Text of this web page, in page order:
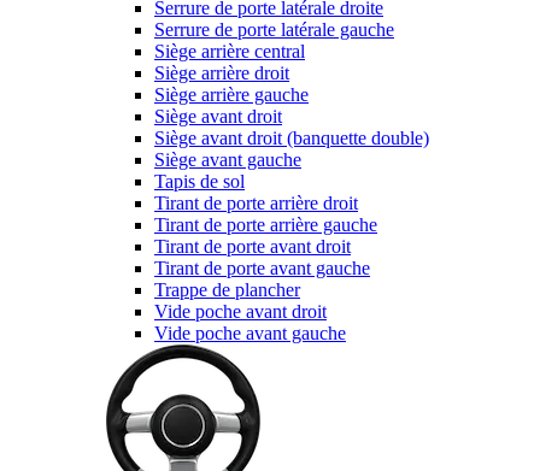
Serrure de porte latérale droite
Serrure de porte latérale gauche
Siège arrière central
Siège arrière droit
Siège arrière gauche
Siège avant droit
Siège avant droit (banquette double)
Siège avant gauche
Tapis de sol
Tirant de porte arrière droit
Tirant de porte arrière gauche
Tirant de porte avant droit
Tirant de porte avant gauche
Trappe de plancher
Vide poche avant droit
Vide poche avant gauche